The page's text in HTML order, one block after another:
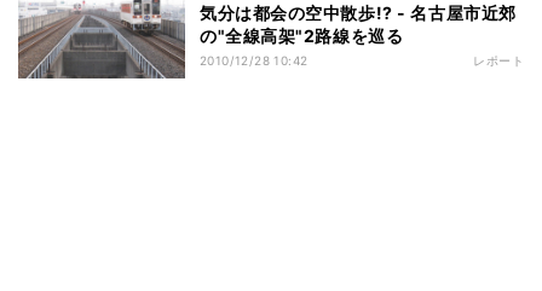
気分は都会の空中散歩!? - 名古屋市近郊
の"全線高架"2路線を巡る
2010/12/28 10:42 レポート